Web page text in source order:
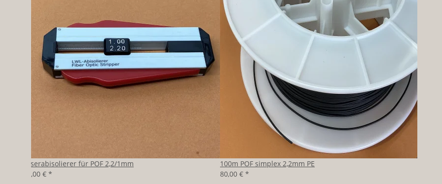
Faserabisolierer für POF 2,2/1mm
39,00 € *
100m POF simplex 2,2mm PE
80,00 € *